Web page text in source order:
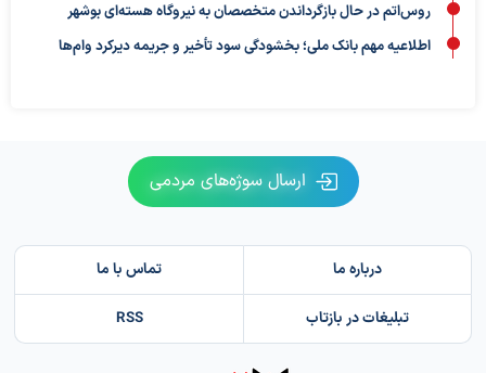
روس‌اتم در حال بازگرداندن متخصصان به نیروگاه هسته‌ای بوشهر
اطلاعیه مهم بانک ملی؛ بخشودگی سود تأخیر و جریمه دیرکرد وام‌ها
ارسال سوژه‌های مردمی
درباره ما تماس با ما
تبلیغات در بازتاب RSS